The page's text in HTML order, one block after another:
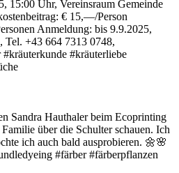
15:00 Uhr, Vereinsraum Gemeinde
€ 15,—/Person
Anmeldung: bis 9.9.2025,
Tel. +43 664 7313 0748,
#kräuterliebe